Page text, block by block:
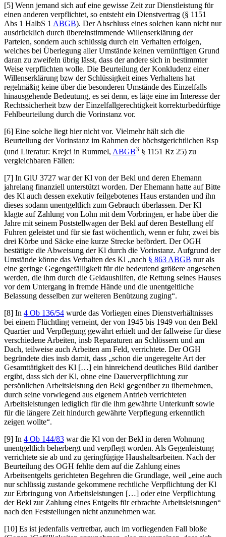
[5] Wenn jemand sich auf eine gewisse Zeit zur Dienstleistung für
einen anderen verpflichtet, so entsteht ein Dienstvertrag (§ 1151
Abs 1 HalbS 1 ABGB). Der Abschluss eines solchen kann nicht nur
ausdrücklich durch übereinstimmende Willenserklärung der
Parteien, sondern auch schlüssig durch ein Verhalten erfolgen,
welches bei Überlegung aller Umstände keinen vernünftigen Grund
daran zu zweifeln übrig lässt, dass der andere sich in bestimmter
Weise verpflichten wolle. Die Beurteilung der Konkludenz einer
Willenserklärung bzw der Schlüssigkeit eines Verhaltens hat
regelmäßig keine über die besonderen Umstände des Einzelfalls
hinausgehende Bedeutung, es sei denn, es läge eine im Interesse der
Rechtssicherheit bzw der Einzelfallgerechtigkeit korrekturbedürftige
Fehlbeurteilung durch die Vorinstanz vor.
[6] Eine solche liegt hier nicht vor. Vielmehr hält sich die
Beurteilung der Vorinstanz im Rahmen der höchstgerichtlichen Rsp
(und Literatur: Krejci in Rummel, ABGB3 § 1151 Rz 25) zu
vergleichbaren Fällen:
[7] In GlU 3727 war der Kl von der Bekl und deren Ehemann
jahrelang finanziell unterstützt worden. Der Ehemann hatte auf Bitte
des Kl auch dessen exekutiv feilgebotenes Haus erstanden und ihn
dieses sodann unentgeltlich zum Gebrauch überlassen. Der Kl
klagte auf Zahlung von Lohn mit dem Vorbringen, er habe über die
Jahre mit seinem Poststellwagen der Bekl auf deren Bestellung elf
Fuhren geleistet und für sie fast wöchentlich, wenn er fuhr, zwei bis
drei Körbe und Säcke eine kurze Strecke befördert. Der OGH
bestätigte die Abweisung der Kl durch die Vorinstanz. Aufgrund der
Umstände könne das Verhalten des Kl „nach § 863 ABGB nur als
eine geringe Gegengefälligkeit für die bedeutend größere angesehen
werden, die ihm durch die Geldaushilfen, die Rettung seines Hauses
vor dem Untergang in fremde Hände und die unentgeltliche
Belassung desselben zur weiteren Benützung zuging“.
[8] In 4 Ob 136/54 wurde das Vorliegen eines Dienstverhältnisses
bei einem Flüchtling verneint, der von 1945 bis 1949 von den Bekl
Quartier und Verpflegung gewährt erhielt und der fallweise für diese
verschiedene Arbeiten, insb Reparaturen an Schlössern und am
Dach, teilweise auch Arbeiten am Feld, verrichtete. Der OGH
begründete dies insb damit, dass „schon die ungeregelte Art der
Gesamttätigkeit des Kl […] ein hinreichend deutliches Bild darüber
ergibt, dass sich der Kl, ohne eine Dauerverpflichtung zur
persönlichen Arbeitsleistung den Bekl gegenüber zu übernehmen,
durch seine vorwiegend aus eigenem Antrieb verrichteten
Arbeitsleistungen lediglich für die ihm gewährte Unterkunft sowie
für die längere Zeit hindurch gewährte Verpflegung erkenntlich
zeigen wollte“.
[9] In 4 Ob 144/83 war die Kl von der Bekl in deren Wohnung
unentgeltlich beherbergt und verpflegt worden. Als Gegenleistung
verrichtete sie ab und zu geringfügige Haushaltsarbeiten. Nach der
Beurteilung des OGH fehlte dem auf die Zahlung eines
Arbeitsentgelts gerichteten Begehren die Grundlage, weil „eine auch
nur schlüssig zustande gekommene rechtliche Verpflichtung der Kl
zur Erbringung von Arbeitsleistungen […] oder eine Verpflichtung
der Bekl zur Zahlung eines Entgelts für erbrachte Arbeitsleistungen“
nach den Feststellungen nicht anzunehmen war.
[10] Es ist jedenfalls vertretbar, auch im vorliegenden Fall bloße